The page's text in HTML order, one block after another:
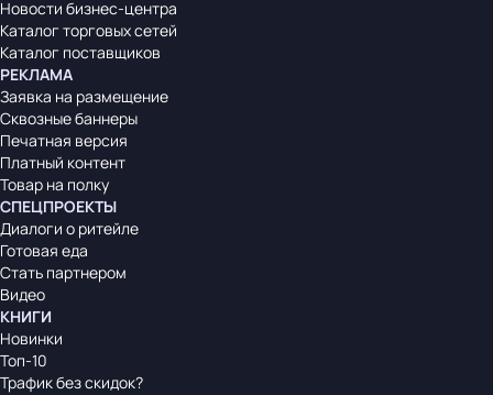
Новости бизнес-центра
Каталог торговых сетей
Каталог поставщиков
РЕКЛАМА
Заявка на размещение
Сквозные баннеры
Печатная версия
Платный контент
Товар на полку
СПЕЦПРОЕКТЫ
Диалоги о ритейле
Готовая еда
Стать партнером
Видео
КНИГИ
Новинки
Топ-10
Трафик без скидок?